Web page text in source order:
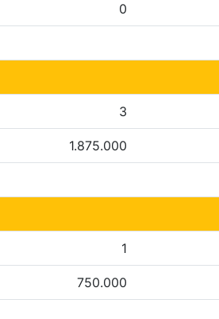
0
3
1.875.000
1
750.000